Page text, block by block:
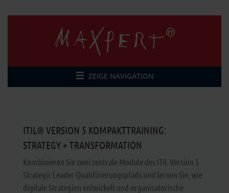
ZEIGE NAVIGATION
ITIL® VERSION 5 KOMPAKTTRAINING:
STRATEGY + TRANSFORMATION
Kombinieren Sie zwei zentrale Module des ITIL Version 5
Strategic Leader Qualifizierungspfads und lernen Sie, wie
digitale Strategien entwickelt und organisatorische